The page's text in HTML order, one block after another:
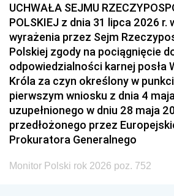
UCHWAŁA SEJMU
POLSKIEJ z dnia 31 lipca 2026 r.
wyrażenia przez Sejm
Polskiej zgody na pociągnięcie
odpowiedzialności karnej posła
Króla za czyn określony w
pierwszym wniosku z dnia 4
uzupełnionego w dniu 28 maja
przedłożonego przez
Prokuratora Generalnego
Monitor Polski rok 2026 poz. 752